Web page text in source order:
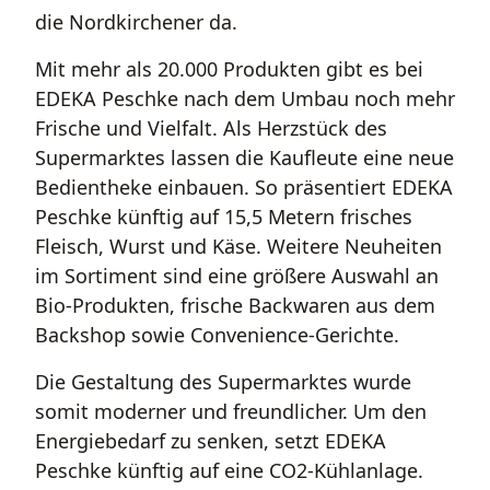
die Nordkirchener da.
Mit mehr als 20.000 Produkten gibt es bei
EDEKA Peschke nach dem Umbau noch mehr
Frische und Vielfalt. Als Herzstück des
Supermarktes lassen die Kaufleute eine neue
Bedientheke einbauen. So präsentiert EDEKA
Peschke künftig auf 15,5 Metern frisches
Fleisch, Wurst und Käse. Weitere Neuheiten
im Sortiment sind eine größere Auswahl an
Bio-Produkten, frische Backwaren aus dem
Backshop sowie Convenience-Gerichte.
Die Gestaltung des Supermarktes wurde
somit moderner und freundlicher. Um den
Energiebedarf zu senken, setzt EDEKA
Peschke künftig auf eine CO2-Kühlanlage.